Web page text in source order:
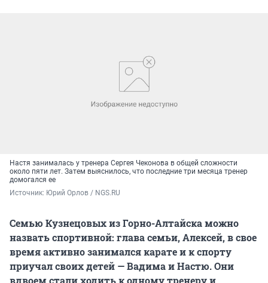
Настя занималась у тренера Сергея Чеконова в общей сложности
около пяти лет. Затем выяснилось, что последние три месяца тренер
домогался ее
Источник: Юрий Орлов / NGS.RU
Семью Кузнецовых из Горно-Алтайска можно
назвать спортивной: глава семьи, Алексей, в свое
время активно занимался карате и к спорту
приучал своих детей — Вадима и Настю. Они
вдвоем стали ходить к одному тренеру и